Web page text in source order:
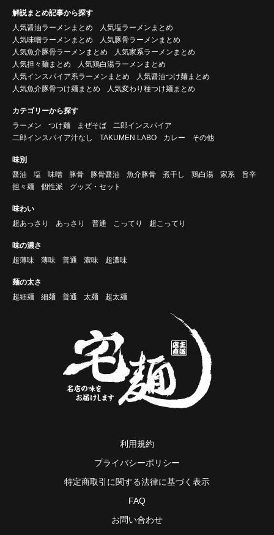
解説まとめ記事から探す
人気醤油ラーメンまとめ
人気塩ラーメンまとめ
人気味噌ラーメンまとめ
人気豚骨ラーメンまとめ
人気魚介豚骨ラーメンまとめ
人気家系ラーメンまとめ
人気担々麺まとめ
人気鶏白湯ラーメンまとめ
人気インスパイア系ラーメンまとめ
人気醤油つけ麺まとめ
人気魚介豚骨つけ麺まとめ
人気変わり種つけ麺まとめ
カテゴリーから探す
ラーメン
つけ麺 まぜそば
二郎インスパイア
二郎インスパイア汁なし
TAKUMEN LABO カレー その他
味別
醤油
塩 味噌 豚骨 豚骨醤油 魚介豚骨 煮干し 鶏白湯 家系
旨辛
担々麺
個性派 グッズ・セット
味わい
超あっさり
あっさり 普通 こってり 超こってり
味の濃さ
超薄味
薄味 普通 濃味 超濃味
麺の太さ
超細麺
細麺 普通 太麺 超太麺
利用規約
プライバシーポリシー
特定商取引に関する法律に基づく表示
FAQ
お問い合わせ